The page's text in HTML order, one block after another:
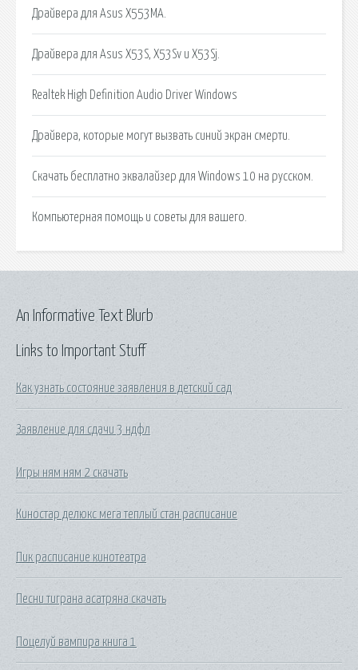
Драйвера для Asus X553MA.
Драйвера для Asus X53S, X53Sv и X53Sj.
Realtek High Definition Audio Driver Windows
Драйвера, которые могут вызвать синий экран смерти.
Скачать бесплатно эквалайзер для Windows 10 на русском.
Компьютерная помощь и советы для вашего.
Links to Important Stuff
Как узнать состояние заявления в детский сад
Заявление для сдачи 3 ндфл
Игры ням ням 2 скачать
Киностар делюкс мега теплый стан расписание
Пик расписание кинотеатра
Песни тиграна асатряна скачать
Поцелуй вампира книга 1
An Informative Text Blurb